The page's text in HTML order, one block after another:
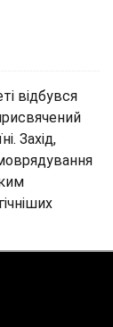
відбувся
Захід,